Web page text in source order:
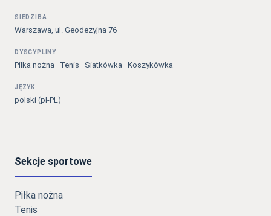
SIEDZIBA
Warszawa, ul. Geodezyjna 76
DYSCYPLINY
Piłka nożna · Tenis · Siatkówka · Koszykówka
JĘZYK
polski (pl-PL)
Sekcje sportowe
Piłka nożna
Tenis